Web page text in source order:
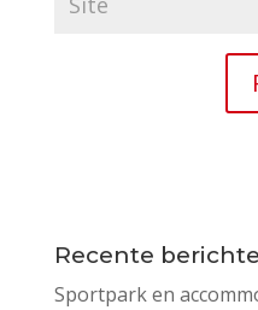
Recente
Sportpark en